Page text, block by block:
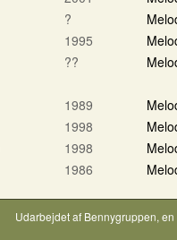
?
1995
??
1989
1998
1998
1986
Udarbejdet af Bennygruppen,